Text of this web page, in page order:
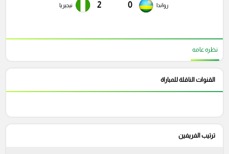
رواندا 0
2 نيجيريا
نظره عامه
القنوات الناقلة للمباراة
ترتيب الفريفين